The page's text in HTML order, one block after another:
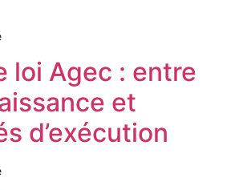
loi Agec : entre
et
d’exécution